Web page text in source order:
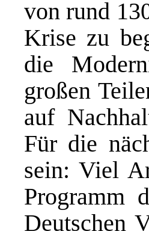
von rund
Krise zu
die
großen
auf
Für die
sein: Viel
Programm
Deutschen